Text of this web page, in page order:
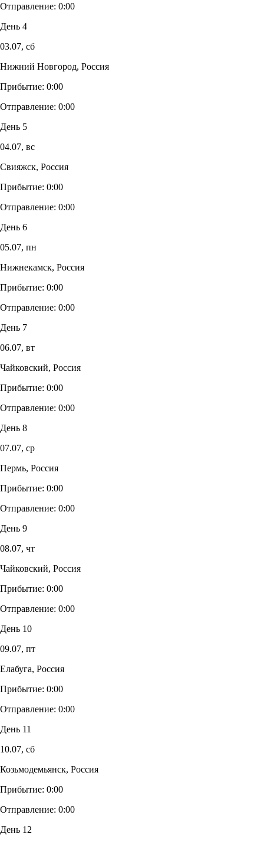
Отправление: 0:00
День 4
03.07, сб
Нижний Новгород, Россия
Прибытие: 0:00
Отправление: 0:00
День 5
04.07, вс
Свияжск, Россия
Прибытие: 0:00
Отправление: 0:00
День 6
05.07, пн
Нижнекамск, Россия
Прибытие: 0:00
Отправление: 0:00
День 7
06.07, вт
Чайковский, Россия
Прибытие: 0:00
Отправление: 0:00
День 8
07.07, ср
Пермь, Россия
Прибытие: 0:00
Отправление: 0:00
День 9
08.07, чт
Чайковский, Россия
Прибытие: 0:00
Отправление: 0:00
День 10
09.07, пт
Елабуга, Россия
Прибытие: 0:00
Отправление: 0:00
День 11
10.07, сб
Козьмодемьянск, Россия
Прибытие: 0:00
Отправление: 0:00
День 12